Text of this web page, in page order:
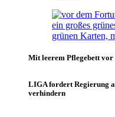
Mit leerem Pflegebett vor
LIGA fordert Regierung
verhindern